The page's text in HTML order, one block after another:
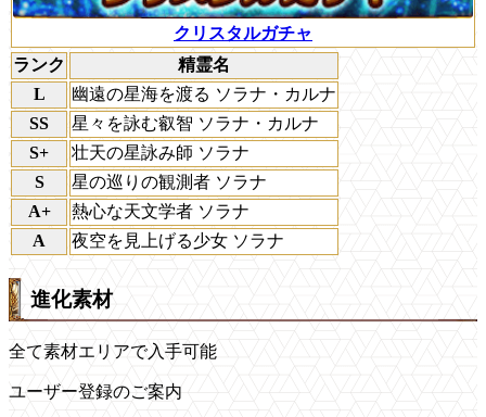
クリスタルガチャ
ランク
精霊名
L
幽遠の星海を渡る ソラナ・カルナ
SS
星々を詠む叡智 ソラナ・カルナ
S+
壮天の星詠み師 ソラナ
S
星の巡りの観測者 ソラナ
A+
熱心な天文学者 ソラナ
A
夜空を見上げる少女 ソラナ
進化素材
全て素材エリアで入手可能
ユーザー登録のご案内